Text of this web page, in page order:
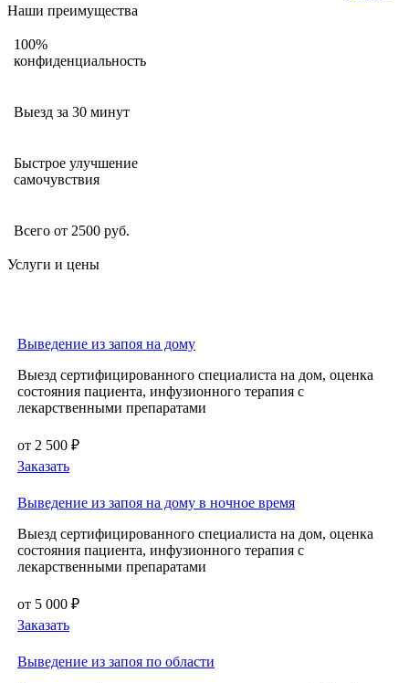
Наши преимущества
100%
конфиденциальность
Выезд за 30 минут
Быстрое улучшение
самочувствия
Всего от 2500 руб.
Услуги и цены
Выведение из запоя на дому
Выезд сертифицированного специалиста на дом, оценка
состояния пациента, инфузионного терапия с
лекарственными препаратами
от 2 500 ₽
Заказать
Выведение из запоя на дому в ночное время
Выезд сертифицированного специалиста на дом, оценка
состояния пациента, инфузионного терапия с
лекарственными препаратами
от 5 000 ₽
Заказать
Выведение из запоя по области